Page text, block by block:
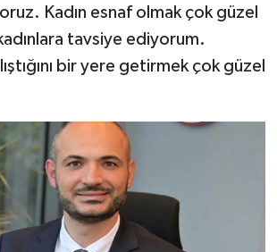
Kadın esnaf olmak çok güzel
tavsiye ediyorum.
bir yere getirmek çok güzel